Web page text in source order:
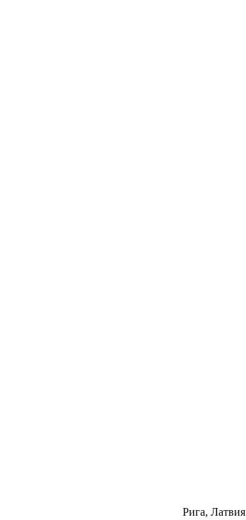
Рига, Латвия